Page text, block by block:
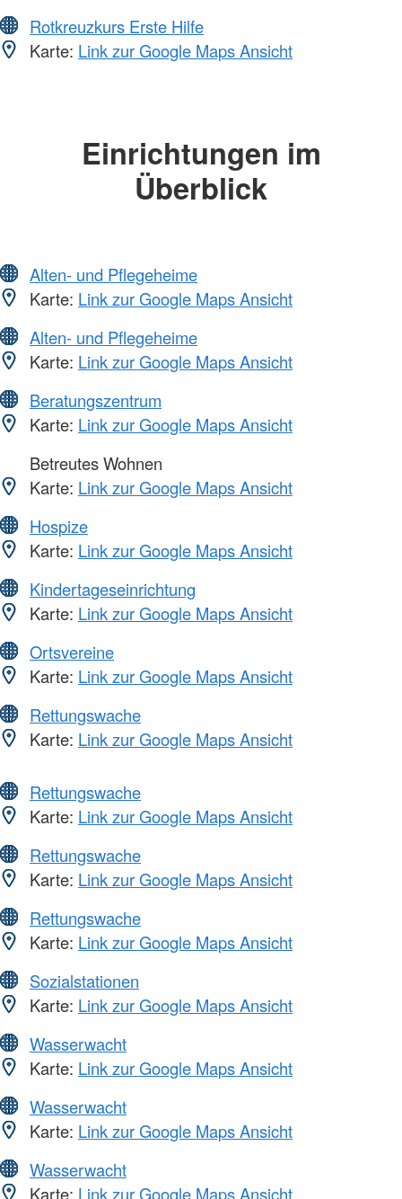
Rotkreuzkurs Erste Hilfe
Karte: Link zur Google Maps Ansicht
Einrichtungen im
Überblick
Alten- und Pflegeheime
Karte: Link zur Google Maps Ansicht
Alten- und Pflegeheime
Karte: Link zur Google Maps Ansicht
Beratungszentrum
Karte: Link zur Google Maps Ansicht
Betreutes Wohnen
Karte: Link zur Google Maps Ansicht
Hospize
Karte: Link zur Google Maps Ansicht
Kindertageseinrichtung
Karte: Link zur Google Maps Ansicht
Ortsvereine
Karte: Link zur Google Maps Ansicht
Rettungswache
Karte: Link zur Google Maps Ansicht
Rettungswache
Karte: Link zur Google Maps Ansicht
Rettungswache
Karte: Link zur Google Maps Ansicht
Rettungswache
Karte: Link zur Google Maps Ansicht
Sozialstationen
Karte: Link zur Google Maps Ansicht
Wasserwacht
Karte: Link zur Google Maps Ansicht
Wasserwacht
Karte: Link zur Google Maps Ansicht
Wasserwacht
Karte: Link zur Google Maps Ansicht